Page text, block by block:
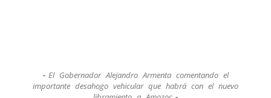
El Gobernador Alejandro Armenta comentando el
importante desahogo vehicular que habrá con el nuevo